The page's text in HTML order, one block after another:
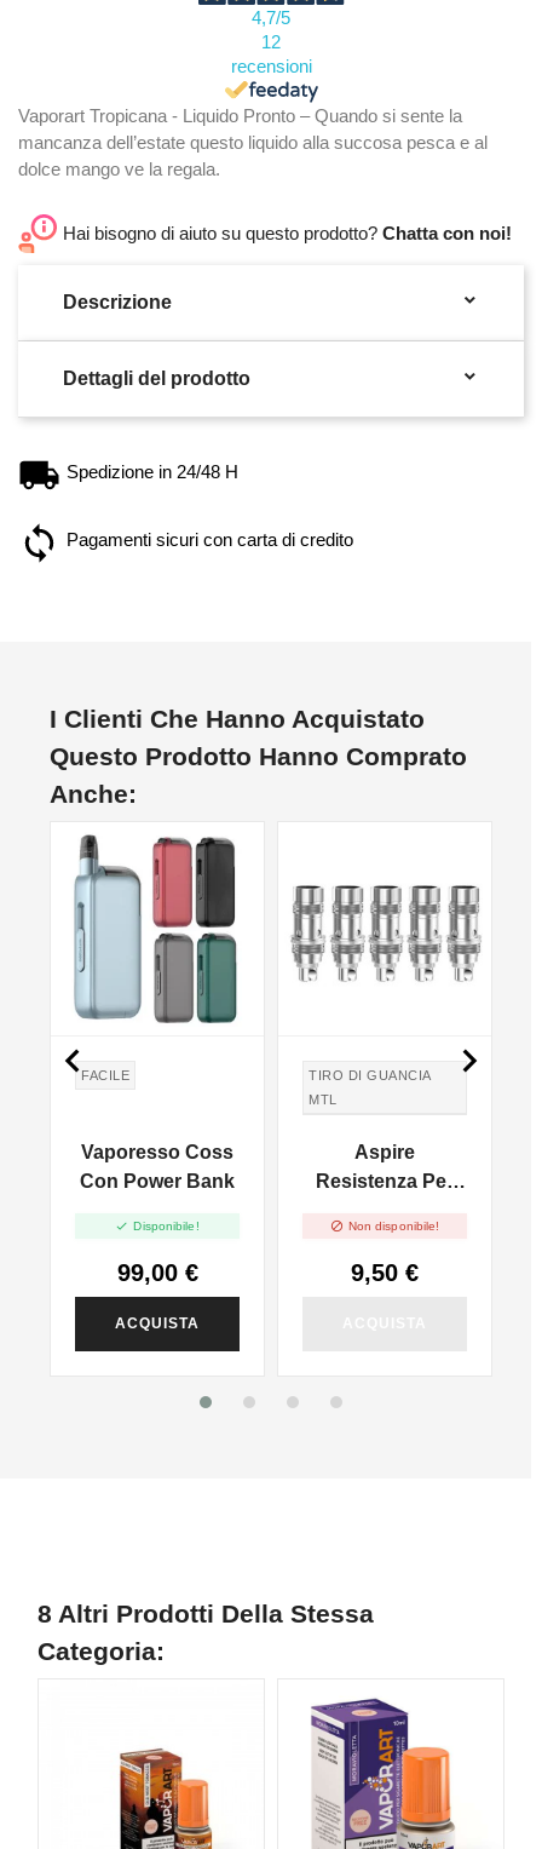
4,7/5
12
recensioni
Vaporart Tropicana - Liquido Pronto – Quando si sente la
mancanza dell’estate questo liquido alla succosa pesca e al
dolce mango ve la regala.
Hai bisogno di aiuto su questo prodotto? Chatta con noi!
Descrizione 
Dettagli del prodotto 
Spedizione in 24/48 H
Pagamenti sicuri con carta di credito
I Clienti Che Hanno Acquistato
Questo Prodotto Hanno Comprato
Anche:
FACILE
Vaporesso Coss
Con Power Bank
 Disponibile!
99,00 €
ACQUISTA
TIRO DI GUANCIA
MTL
Aspire
Resistenza Per
Pacco 5 Pz
 Non disponibile!
9,50 €
 
8 Altri Prodotti Della Stessa
Categoria: